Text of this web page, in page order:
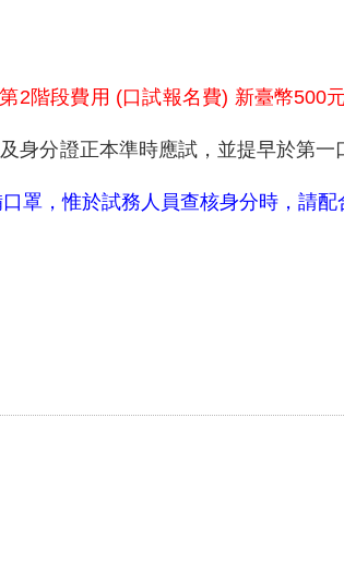
2階段費用 (口試報名費) 新臺幣500
身分證正本準時應試，並提早於第
罩，惟於試務人員查核身分時，請配